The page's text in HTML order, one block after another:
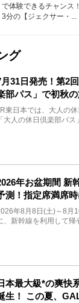
ウナなどが出来る
で体験できるチャンス
3分の【ジェクサー・...
グ
31日発売！第2
部パス」で初秋
東日本では、大人の
「大人の休日倶楽部パ
年お盆期間 新
測！指定席満席
券も解説
年8月8日(土)～8月
、新幹線を利用して帰
本最大級*の爽快
生！ この夏、